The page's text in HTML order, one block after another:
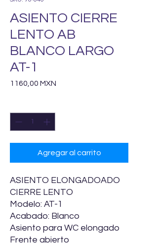
ASIENTO CIERRE
LENTO AB
BLANCO LARGO
AT-1
1160,00 MXN
Agregar al carrito
ASIENTO ELONGADOADO
CIERRE LENTO
Modelo: AT-1
Acabado: Blanco
Asiento para WC elongado
Frente abierto